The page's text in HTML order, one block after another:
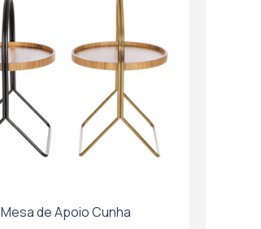
Mesa de Apoio Cunha